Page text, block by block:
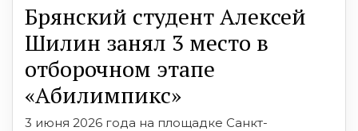
Брянский студент Алексей
Шилин занял 3 место в
отборочном этапе
«Абилимпикс»
3 июня 2026 года на площадке Санкт-